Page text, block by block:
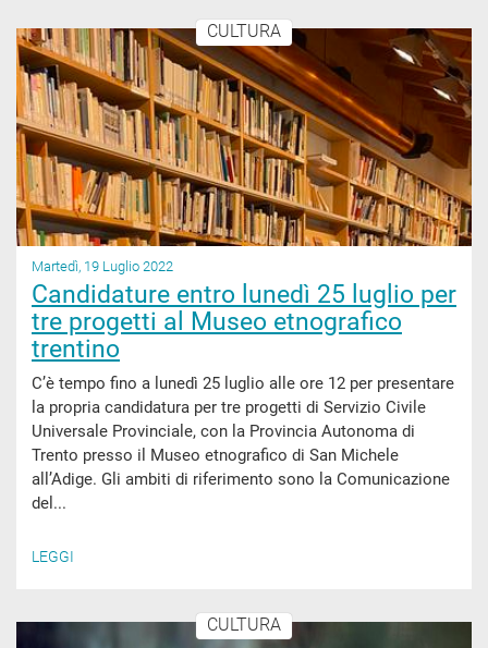
CULTURA
Martedì, 19 Luglio 2022
Candidature entro lunedì 25 luglio per
tre progetti al Museo etnografico
trentino
C’è tempo fino a lunedì 25 luglio alle ore 12 per presentare
la propria candidatura per tre progetti di Servizio Civile
Universale Provinciale, con la Provincia Autonoma di
Trento presso il Museo etnografico di San Michele
all’Adige. Gli ambiti di riferimento sono la Comunicazione
del...
LEGGI
CULTURA